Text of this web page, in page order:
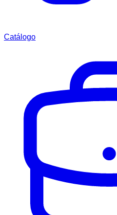
Catálogo